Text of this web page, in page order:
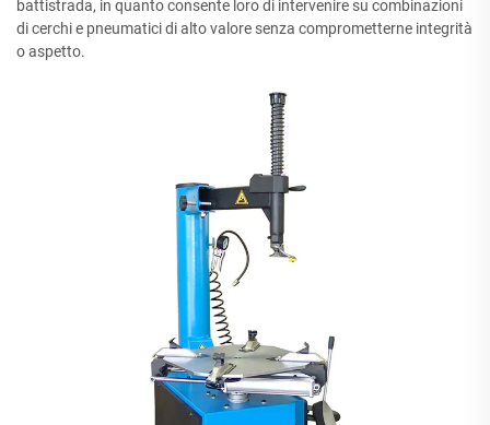
battistrada, in quanto consente loro di intervenire su combinazioni
di cerchi e pneumatici di alto valore senza comprometterne integrità
o aspetto.